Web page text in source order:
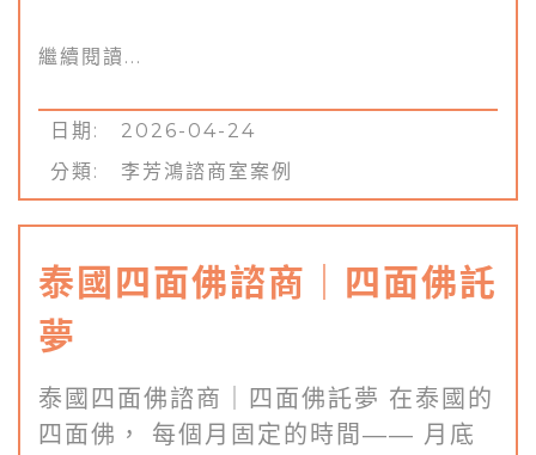
繼續閱讀...
日期: 2026-04-24
分類: 李芳鴻諮商室案例
泰國四面佛諮商｜四面佛託
夢
泰國四面佛諮商｜四面佛託夢 在泰國的
四面佛， 每個月固定的時間—— 月底